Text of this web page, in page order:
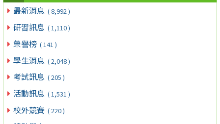
最新消息 ( 8,992 )
研習訊息 ( 1,110 )
榮譽榜 ( 141 )
學生消息 ( 2,048 )
考試訊息 ( 205 )
活動訊息 ( 1,531 )
校外競賽 ( 220 )